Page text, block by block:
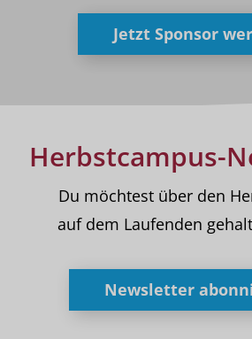
Jetzt Sponsor
Herbstcampus-
Du möchtest über den
auf dem Laufenden
Newsletter